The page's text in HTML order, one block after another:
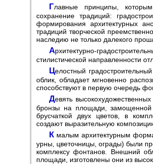
Главные принципы, которыми руководствовались авторы проекта - это
сохранение традиций:
формирования архитектурных
традиций творческой
наследию не только далекого
Архитектурно-градостроительный ансамбль площади при сохранении общей
стилистической направленности
Целостный градостроительный комплекс площади имеет яркий архитектурный
облик, обладает мгновенно
способствуют в первую очередь
Девять высокохудожественных фонтанов из полированного красного гранита и
бронзы на площади, замощенной
брусчаткой двух цветов, в
создают выразительную
К малым архитектурным формам (опоры освещения, торговые киоски, скамьи,
урны, цветочницы, ограды) были
комплексу фонтанов. Внешний
площади, изготовлены они из